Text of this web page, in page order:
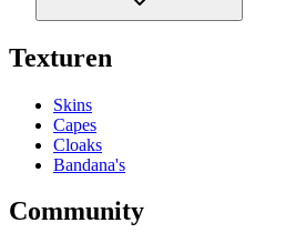
Texturen
Skins
Capes
Cloaks
Bandana's
Community